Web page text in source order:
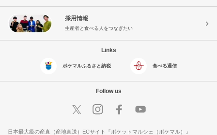
採用情報
生産者と食べる人をつなぎたい
Links
ポケマルふるさと納税 食べる通信
Follow us
日本最大級の産直（産地直送）ECサイト『ポケットマルシェ（ポケマル）』